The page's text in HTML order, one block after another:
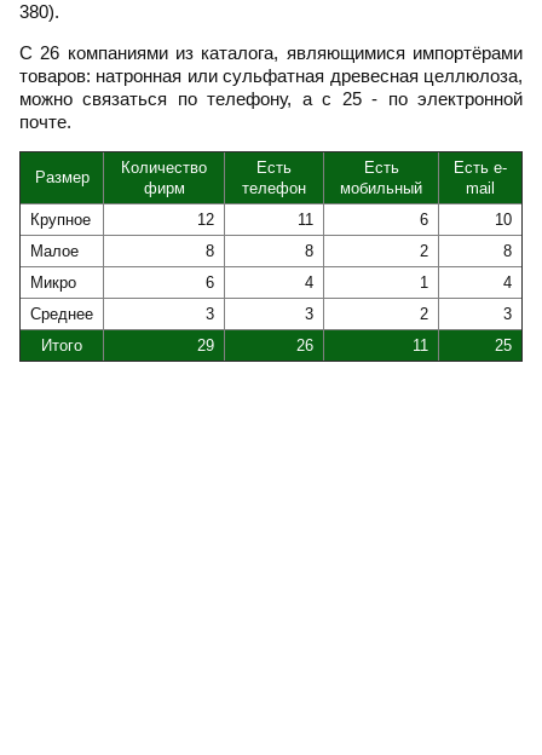
380).
С 26 компаниями из каталога, являющимися импортёрами
товаров: натронная или сульфатная древесная целлюлоза,
можно связаться по телефону, а с 25 - по электронной
почте.
Размер
Количество
фирм
Есть
телефон
Есть
мобильный
Есть e-
mail
Крупное
12 11 6
10
Малое
8 8 2
8
Микро
6 4 1
4
Среднее
3 3 2
3
Итого
29 26 11 25